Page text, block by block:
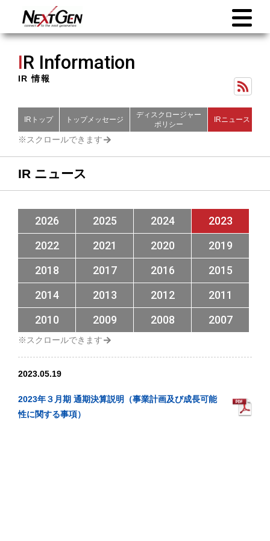
IR Information
IR 情報
IRトップ トップメッセージ
ディスクロージャー
ポリシー
IRニュース
IR ニュース
2026 2025 2024
2023
2022
2021 2020
2019
2018
2017 2016
2015
2014
2013 2012
2011
2010
2009 2008 2007
2023.05.19
2023年３月期 通期決算説明（事業計画及び成長可能
性に関する事項）